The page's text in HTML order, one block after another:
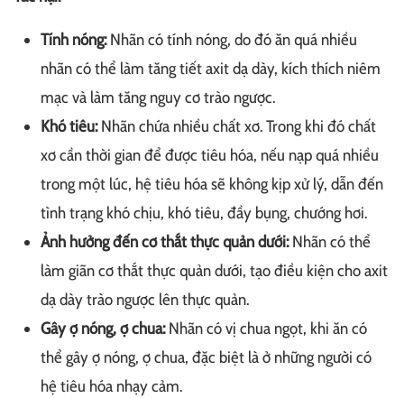
Tính nóng:Nhãn có tính nóng, do đó ăn quá nhiều
nhãn có thể làm tăng tiết axit dạ dày, kích thích niêm
mạc và làm tăng nguy cơ trào ngược.
Khó tiêu:Nhãn chứa nhiều chất xơ. Trong khi đó chất
xơ cần thời gian để được tiêu hóa, nếu nạp quá nhiều
trong một lúc, hệ tiêu hóa sẽ không kịp xử lý, dẫn đến
tình trạng khó chịu, khó tiêu, đầy bụng, chướng hơi.
Ảnh hưởng đến cơ thắt thực quản dưới:Nhãn có thể
làm giãn cơ thắt thực quản dưới, tạo điều kiện cho axit
dạ dày trào ngược lên thực quản.
Gây ợ nóng, ợ chua:Nhãn có vị chua ngọt, khi ăn có
thể gây ợ nóng, ợ chua, đặc biệt là ở những người có
hệ tiêu hóa nhạy cảm.